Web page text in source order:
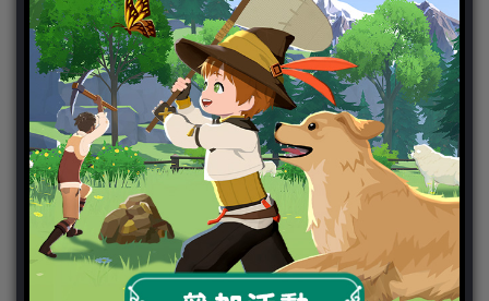
3DS
PC
PS VITA
PS3
PS4
PSP
Wii
Wiiu
XBOX ONE